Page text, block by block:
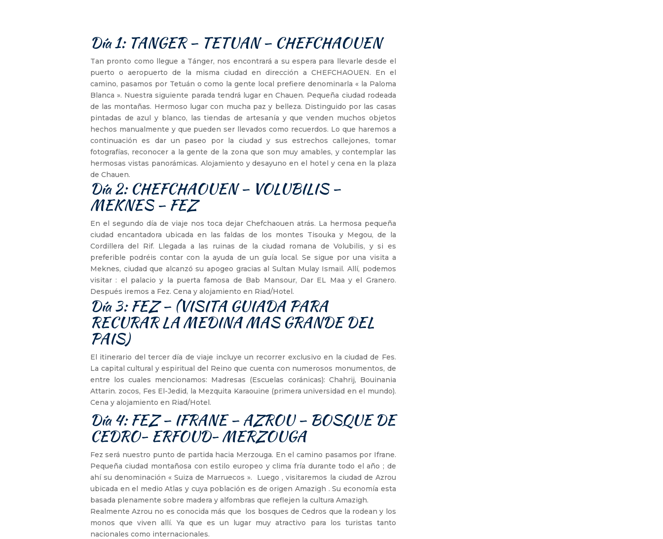
Día 1: TANGER – TETUAN – CHEFCHAOUEN
Tan pronto como llegue a Tánger, nos encontrará a su espera para llevarle desde el
puerto o aeropuerto de la misma ciudad en dirección a CHEFCHAOUEN. En el
camino, pasamos por Tetuán o como la gente local prefiere denominarla « la Paloma
Blanca ». Nuestra siguiente parada tendrá lugar en Chauen. Pequeña ciudad rodeada
de las montañas. Hermoso lugar con mucha paz y belleza. Distinguido por las casas
pintadas de azul y blanco, las tiendas de artesanía y que venden muchos objetos
hechos manualmente y que pueden ser llevados como recuerdos. Lo que haremos a
continuación es dar un paseo por la ciudad y sus estrechos callejones, tomar
fotografías, reconocer a la gente de la zona que son muy amables, y contemplar las
hermosas vistas panorámicas. Alojamiento y desayuno en el hotel y cena en la plaza
de Chauen.
Día 2: CHEFCHAOUEN – VOLUBILIS –
MEKNES – FEZ
En el segundo día de viaje nos toca dejar Chefchaouen atrás. La hermosa pequeña
ciudad encantadora ubicada en las faldas de los montes Tisouka y Megou, de la
Cordillera del Rif. Llegada a las ruinas de la ciudad romana de Volubilis, y si es
preferible podréis contar con la ayuda de un guía local. Se sigue por una visita a
Meknes, ciudad que alcanzó su apogeo gracias al Sultan Mulay Ismail. Allí, podemos
visitar : el palacio y la puerta famosa de Bab Mansour, Dar EL Maa y el Granero.
Después iremos a Fez. Cena y alojamiento en Riad/Hotel.
Día 3: FEZ – (VISITA GUIADA PARA
RECURAR LA MEDINA MAS GRANDE DEL
PAIS)
El itinerario del tercer día de viaje incluye un recorrer exclusivo en la ciudad de Fes.
La capital cultural y espiritual del Reino que cuenta con numerosos monumentos, de
entre los cuales mencionamos: Madresas (Escuelas coránicas): Chahrij, Bouinania
Attarin. zocos, Fes El-Jedid, la Mezquita Karaouine (primera universidad en el mundo).
Cena y alojamiento en Riad/Hotel.
Día 4: FEZ – IFRANE – AZROU – BOSQUE DE
CEDRO- ERFOUD- MERZOUGA
Fez será nuestro punto de partida hacia Merzouga. En el camino pasamos por Ifrane.
Pequeña ciudad montañosa con estilo europeo y clima fría durante todo el año ; de
ahí su denominación « Suiza de Marruecos ». Luego , visitaremos la ciudad de Azrou
ubicada en el medio Atlas y cuya población es de origen Amazigh . Su economía esta
basada plenamente sobre madera y alfombras que reflejen la cultura Amazigh.
Realmente Azrou no es conocida más que los bosques de Cedros que la rodean y los
monos que viven allí. Ya que es un lugar muy atractivo para los turistas tanto
nacionales como internacionales.